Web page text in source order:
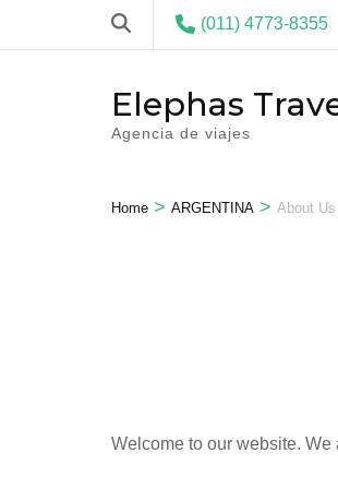
(011) 4773-8355
Elephas
Agencia de viajes
Home > ARGENTINA > About
Welcome to our website.